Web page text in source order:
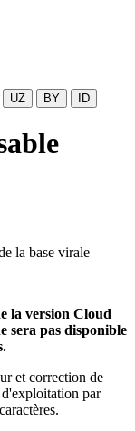
UZ BY ID
la base virale
la version Cloud
sera pas disponible
et correction de
par